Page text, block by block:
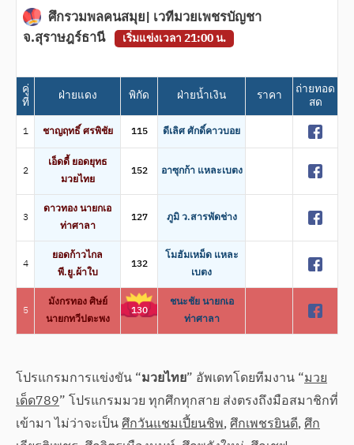
ศึกรวมพลคนสมุย| เวทีมวยเพชรบัญชา
จ.สุราษฎร์ธานี
เริ่มแข่งเวลา 21:00 น.
คู่
ที่ ฝ่ายแดง พิกัด ฝ่ายน้ำเงิน ราคา ถ่ายทอด
สด
1 ชาญฤทธิ์ ศรพิชัย 115 ดีเลิศ ศักดิ์คาวบอย
2
เอ็ดดี้ ยอดยุทธ
มวยไทย
152 อาซุกก้า แหละเบตง
3
ดาวทอง นายกเอ
ท่าศาลา
127 ภูมิ ว.สารพัดช่าง
4
ยอดก้าวไกล
พี.ยู.ผ้าใบ
132
โมฮัมเหม็ด แหละ
เบตง
5
มังกรทอง ศิษย์
นายกทวีปตะพง
130
ชนะชัย นายกเอ
ท่าศาลา
โปรแกรมการแข่งขัน “มวยไทย” อัพเดทโดยทีมงาน “มวย
เด็ด789” โปรแกรมมวย ทุกศึกทุกสาย ส่งตรงถึงมือสมาชิกที่
เข้ามา ไม่ว่าจะเป็นศึกวันแชมเปี้ยนชิพ,ศึกเพชรยินดี,ศึก